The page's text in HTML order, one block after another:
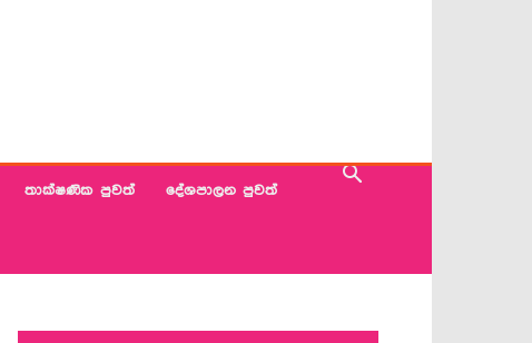
තාක්ෂණික පුවත් දේශපාලන පුවත්